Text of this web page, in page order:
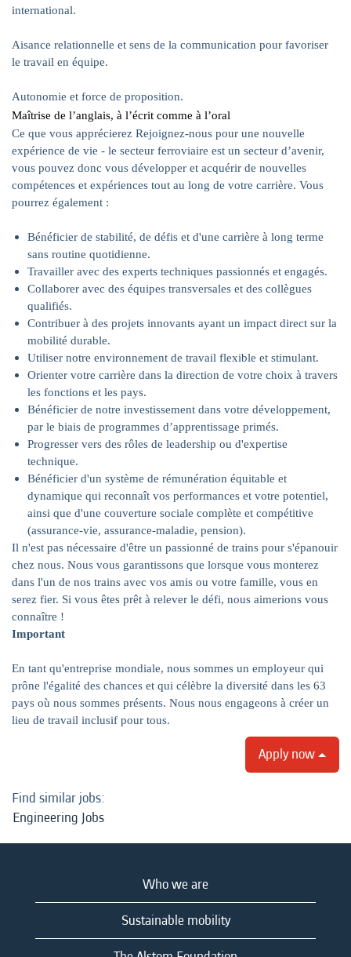
international.
Aisance relationnelle et sens de la communication pour favoriser
le travail en équipe.
Autonomie et force de proposition.
Maîtrise de l’anglais, à l’écrit comme à l’oral
Ce que vous apprécierez Rejoignez-nous pour une nouvelle
expérience de vie - le secteur ferroviaire est un secteur d’avenir,
vous pouvez donc vous développer et acquérir de nouvelles
compétences et expériences tout au long de votre carrière. Vous
pourrez également :
Bénéficier de stabilité, de défis et d'une carrière à long terme
sans routine quotidienne.
Travailler avec des experts techniques passionnés et engagés.
Collaborer avec des équipes transversales et des collègues
qualifiés.
Contribuer à des projets innovants ayant un impact direct sur la
mobilité durable.
Utiliser notre environnement de travail flexible et stimulant.
Orienter votre carrière dans la direction de votre choix à travers
les fonctions et les pays.
Bénéficier de notre investissement dans votre développement,
par le biais de programmes d’apprentissage primés.
Progresser vers des rôles de leadership ou d'expertise
technique.
Bénéficier d'un système de rémunération équitable et
dynamique qui reconnaît vos performances et votre potentiel,
ainsi que d'une couverture sociale complète et compétitive
(assurance-vie, assurance-maladie, pension).
Il n'est pas nécessaire d'être un passionné de trains pour s'épanouir
chez nous. Nous vous garantissons que lorsque vous monterez
dans l'un de nos trains avec vos amis ou votre famille, vous en
serez fier. Si vous êtes prêt à relever le défi, nous aimerions vous
connaître !
Important
En tant qu'entreprise mondiale, nous sommes un employeur qui
prône l'égalité des chances et qui célèbre la diversité dans les 63
pays où nous sommes présents. Nous nous engageons à créer un
lieu de travail inclusif pour tous.
Apply now
Find similar jobs:
Engineering Jobs
Who we are
Sustainable mobility